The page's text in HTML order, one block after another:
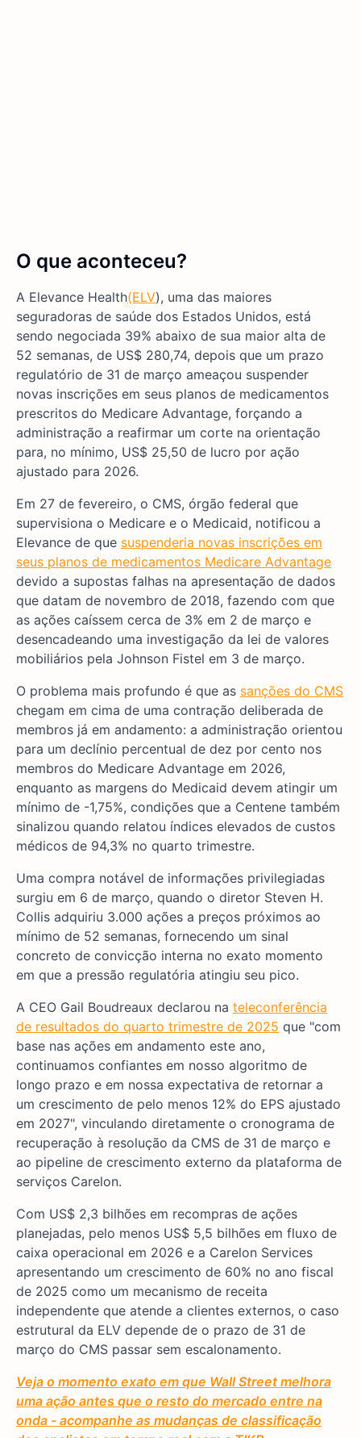
O que aconteceu?
A Elevance Health(ELV), uma das maiores
seguradoras de saúde dos Estados Unidos, está
sendo negociada 39% abaixo de sua maior alta de
52 semanas, de US$ 280,74, depois que um prazo
regulatório de 31 de março ameaçou suspender
novas inscrições em seus planos de medicamentos
prescritos do Medicare Advantage, forçando a
administração a reafirmar um corte na orientação
para, no mínimo, US$ 25,50 de lucro por ação
ajustado para 2026.
Em 27 de fevereiro, o CMS, órgão federal que
supervisiona o Medicare e o Medicaid, notificou a
Elevance de que suspenderia novas inscrições em
seus planos de medicamentos Medicare Advantage
devido a supostas falhas na apresentação de dados
que datam de novembro de 2018, fazendo com que
as ações caíssem cerca de 3% em 2 de março e
desencadeando uma investigação da lei de valores
mobiliários pela Johnson Fistel em 3 de março.
O problema mais profundo é que as sanções do CMS
chegam em cima de uma contração deliberada de
membros já em andamento: a administração orientou
para um declínio percentual de dez por cento nos
membros do Medicare Advantage em 2026,
enquanto as margens do Medicaid devem atingir um
mínimo de -1,75%, condições que a Centene também
sinalizou quando relatou índices elevados de custos
médicos de 94,3% no quarto trimestre.
Uma compra notável de informações privilegiadas
surgiu em 6 de março, quando o diretor Steven H.
Collis adquiriu 3.000 ações a preços próximos ao
mínimo de 52 semanas, fornecendo um sinal
concreto de convicção interna no exato momento
em que a pressão regulatória atingiu seu pico.
A CEO Gail Boudreaux declarou na teleconferência
de resultados do quarto trimestre de 2025 que "com
base nas ações em andamento este ano,
continuamos confiantes em nosso algoritmo de
longo prazo e em nossa expectativa de retornar a
um crescimento de pelo menos 12% do EPS ajustado
em 2027", vinculando diretamente o cronograma de
recuperação à resolução da CMS de 31 de março e
ao pipeline de crescimento externo da plataforma de
serviços Carelon.
Com US$ 2,3 bilhões em recompras de ações
planejadas, pelo menos US$ 5,5 bilhões em fluxo de
caixa operacional em 2026 e a Carelon Services
apresentando um crescimento de 60% no ano fiscal
de 2025 como um mecanismo de receita
independente que atende a clientes externos, o caso
estrutural da ELV depende de o prazo de 31 de
março do CMS passar sem escalonamento.
Veja o momento exato em que Wall Street melhora
uma ação antes que o resto do mercado entre na
onda - acompanhe as mudanças de classificação